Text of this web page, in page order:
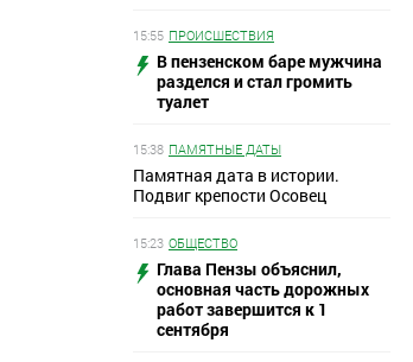
15:55 ПРОИСШЕСТВИЯ
В пензенском баре мужчина
разделся и стал громить
туалет
15:38 ПАМЯТНЫЕ ДАТЫ
Памятная дата в истории.
Подвиг крепости Осовец
15:23 ОБЩЕСТВО
Глава Пензы объяснил,
основная часть дорожных
работ завершится к 1
сентября